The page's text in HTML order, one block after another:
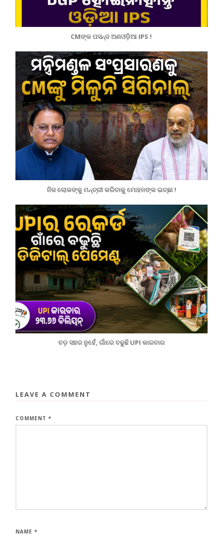
CMଙ୍କ ପସନ୍ଦ ଅଣଓଡ଼ିଆ IPS !
ନିଜ ଲୋକଙ୍କୁ ମନ୍ତ୍ରୀ କରିବାକୁ ମୋହନଙ୍କ ଇଚ୍ଛା !
ବଡ଼ ସହର ନୁହେଁ, ଗାଁରେ ବଢୁଛି UPI କାରବାର
LEAVE A COMMENT
COMMENT*
NAME*